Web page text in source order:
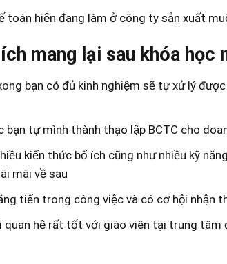
toán hiện đang làm ở công ty sản xuất
mang lại sau khóa học
bạn có đủ kinh nghiệm sẽ tự xử lý
bạn tự mình thành thạo lập BCTC cho
kiến thức bổ ích cũng như nhiều kỹ
mãi về sau
tiến trong công việc và có cơ hội nhận
quan hệ rất tốt với giáo viên tại trung tâm